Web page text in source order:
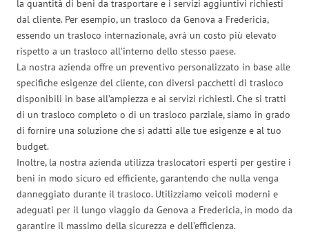
la quantità di beni da trasportare e i servizi aggiuntivi richiesti
dal cliente. Per esempio, un trasloco da Genova a Fredericia,
essendo un trasloco internazionale, avrà un costo più elevato
rispetto a un trasloco all’interno dello stesso paese.
La nostra azienda offre un preventivo personalizzato in base alle
specifiche esigenze del cliente, con diversi pacchetti di trasloco
disponibili in base all’ampiezza e ai servizi richiesti. Che si tratti
di un trasloco completo o di un trasloco parziale, siamo in grado
di fornire una soluzione che si adatti alle tue esigenze e al tuo
budget.
Inoltre, la nostra azienda utilizza traslocatori esperti per gestire i
beni in modo sicuro ed efficiente, garantendo che nulla venga
danneggiato durante il trasloco. Utilizziamo veicoli moderni e
adeguati per il lungo viaggio da Genova a Fredericia, in modo da
garantire il massimo della sicurezza e dell’efficienza.